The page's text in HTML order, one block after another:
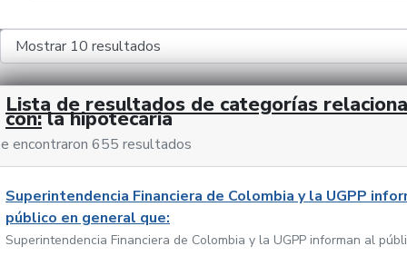
Lista de resultados de categorías
con: la hipotecaria
encontraron 655 resultados
Superintendencia Financiera de Colombia y la UGPP
público en general que:
Superintendencia Financiera de Colombia y la UGPP informan al